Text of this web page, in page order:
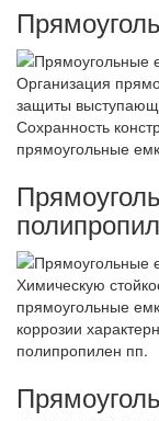
Организация
защиты
Сохранность
прямоугольные
Химическую
прямоугольные
коррозии
полипропилен пп.